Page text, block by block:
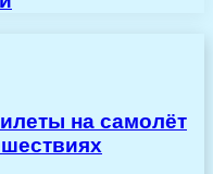
на самолёт